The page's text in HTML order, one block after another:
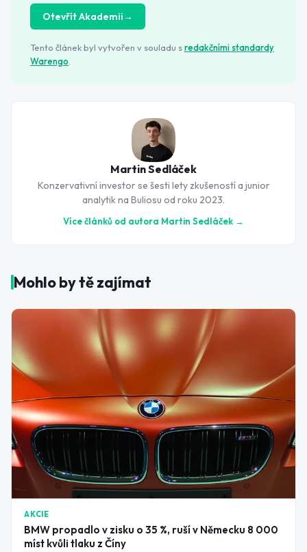
Otevřít Akademii→
Tento článek byl vytvořen v souladu sredakčními standardy
Warengo
Martin Sedláček
Konzervativní investor se šesti lety zkušeností a junior
analytik na Buliosu od roku 2023.
Více článků od autora Martin Sedláček →
Mohlo by tě zajímat
AKCIE
BMW propadlo v zisku o 35 %, ruší v Německu 8 000
míst kvůli tlaku z Číny